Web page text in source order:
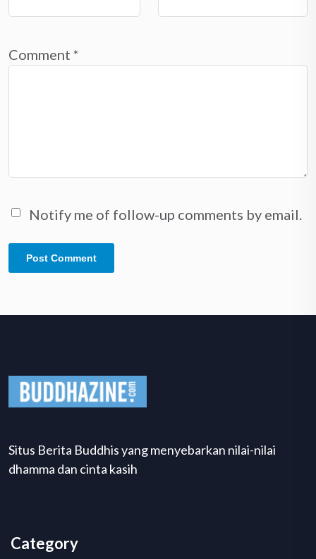
Comment *
Notify me of follow-up comments by email.
Situs Berita Buddhis yang menyebarkan nilai-nilai
dhamma dan cinta kasih
Category